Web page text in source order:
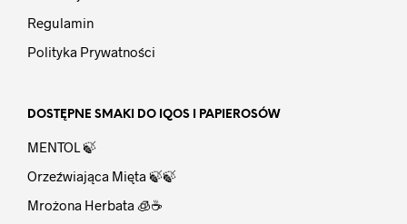
Regulamin
Polityka Prywatności
DOSTĘPNE SMAKI DO IQOS I PAPIEROSÓW
MENTOL 🍃
Orzeźwiająca Mięta 🍃🍃
Mrożona Herbata 🧊☕